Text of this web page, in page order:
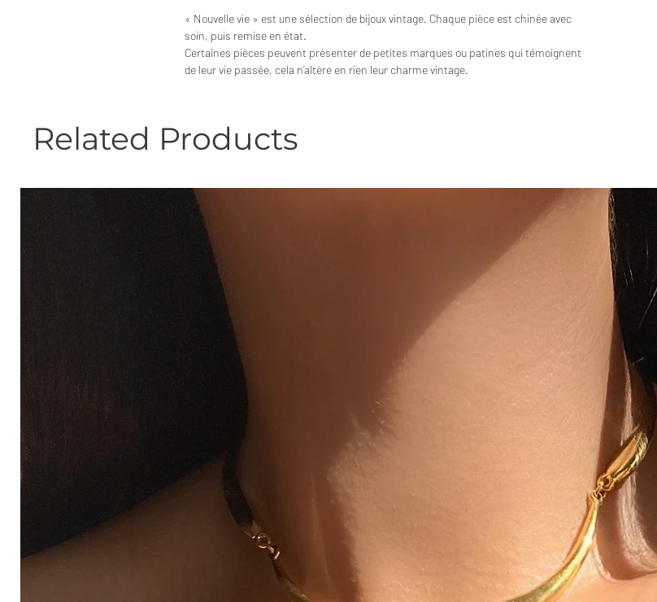
« Nouvelle vie » est une sélection de bijoux vintage. Chaque pièce est chinée avec
soin, puis remise en état.
Certaines pièces peuvent présenter de petites marques ou patines qui témoignent
de leur vie passée, cela n’altère en rien leur charme vintage.
Related Products